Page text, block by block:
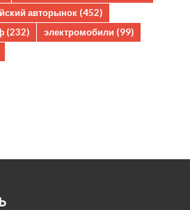
авторынок (452)
(232) электромобили (99)